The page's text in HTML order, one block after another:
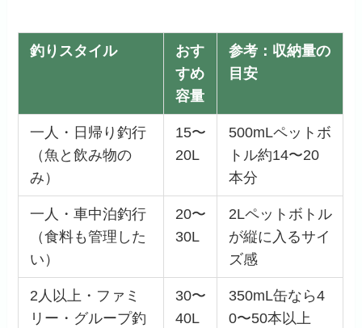
釣りスタイル
おす
すめ
容量
参考：収納量の
目安
一人・日帰り釣行
（魚と飲み物の
み）
15〜
20L
500mLペットボ
トル約14〜20
本分
一人・車中泊釣行
（食料も管理した
い）
20〜
30L
2Lペットボトル
が縦に入るサイ
ズ感
2人以上・ファミ
リー・グループ釣
30〜
40L
350mL缶なら4
0〜50本以上